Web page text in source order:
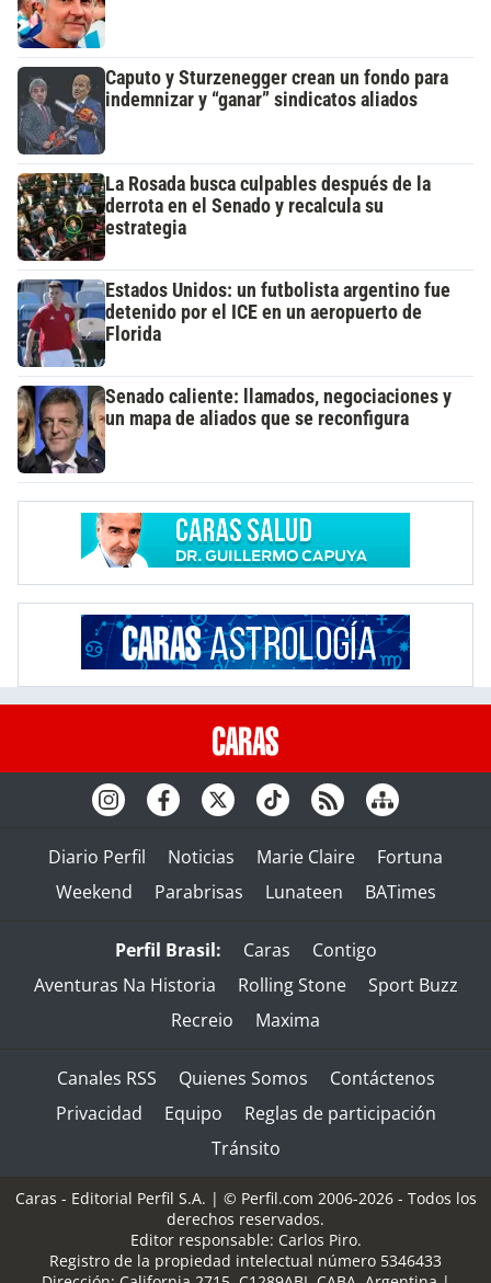
Caputo y Sturzenegger crean un fondo para
indemnizar y “ganar” sindicatos aliados
La Rosada busca culpables después de la
derrota en el Senado y recalcula su
estrategia
Estados Unidos: un futbolista argentino fue
detenido por el ICE en un aeropuerto de
Florida
Senado caliente: llamados, negociaciones y
un mapa de aliados que se reconfigura
Diario Perfil Noticias Marie Claire
Fortuna
Weekend
Parabrisas Lunateen BATimes
Perfil Brasil: Caras
Contigo
Aventuras Na Historia
Rolling Stone
Sport Buzz
Recreio
Maxima
Canales RSS Quienes Somos
Contáctenos
Privacidad
Equipo
Reglas de participación
Tránsito
Caras - Editorial Perfil S.A. | © Perfil.com 2006-2026 - Todos los
derechos reservados.
Editor responsable: Carlos Piro.
Registro de la propiedad intelectual número 5346433